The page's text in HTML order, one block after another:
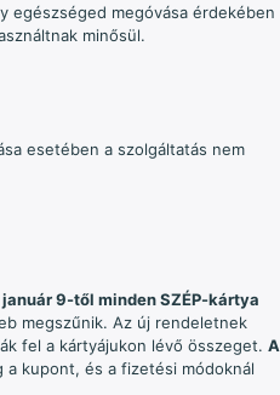
egészséged megóvása érdekében
minősül.
esetében a szolgáltatás nem
9-től minden SZÉP-kártya
megszűnik. Az új rendeletnek
fel a kártyájukon lévő összeget. A
a kupont, és a fizetési módoknál